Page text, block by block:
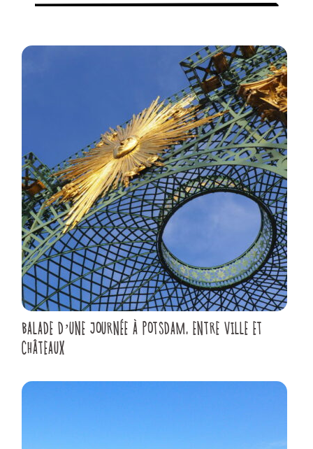
BALADE D’UNE JOURNÉE À POTSDAM, ENTRE VILLE ET
CHÂTEAUX